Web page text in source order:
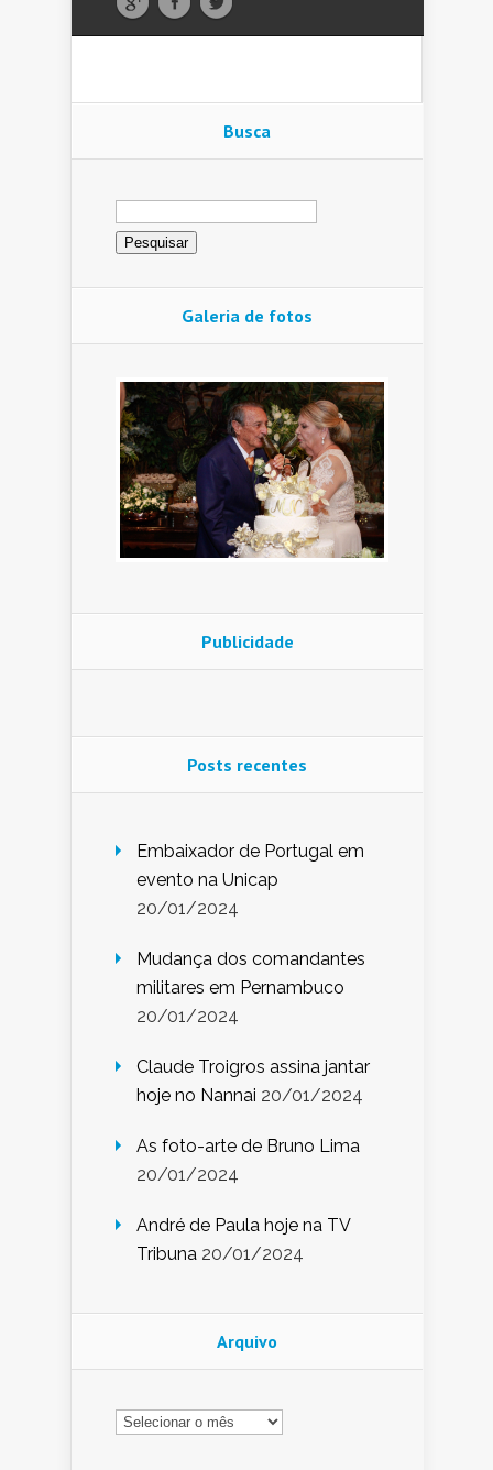
Busca
Pesquisar
por:
Galeria de fotos
Publicidade
Posts recentes
Embaixador de Portugal em
evento na Unicap
20/01/2024
Mudança dos comandantes
militares em Pernambuco
20/01/2024
Claude Troigros assina jantar
hoje no Nannai 20/01/2024
As foto-arte de Bruno Lima
20/01/2024
André de Paula hoje na TV
Tribuna 20/01/2024
Arquivo
Arquivo